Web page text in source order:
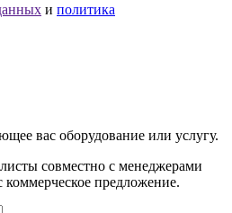
и политикa
вас оборудование или услугу.
совместно с менеджерами
коммерческое предложение.